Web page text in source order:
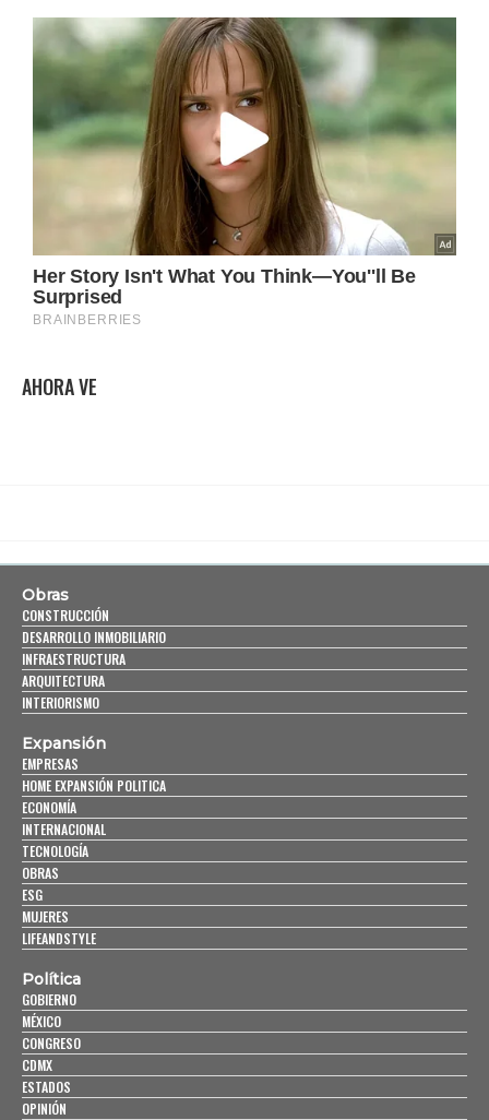
AHORA VE
Obras
CONSTRUCCIÓN
DESARROLLO INMOBILIARIO
INFRAESTRUCTURA
ARQUITECTURA
INTERIORISMO
Expansión
EMPRESAS
HOME EXPANSIÓN POLITICA
ECONOMÍA
INTERNACIONAL
TECNOLOGÍA
OBRAS
ESG
MUJERES
LIFEANDSTYLE
Política
GOBIERNO
MÉXICO
CONGRESO
CDMX
ESTADOS
OPINIÓN